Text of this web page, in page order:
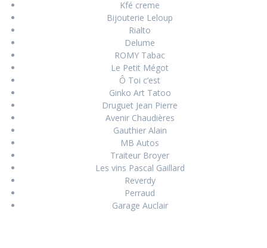
Kfé creme
Bijouterie Leloup
Rialto
Delume
ROMY Tabac
Le Petit Mégot
Ô Toi c’est
Ginko Art Tatoo
Druguet Jean Pierre
Avenir Chaudières
Gauthier Alain
MB Autos
Traiteur Broyer
Les vins Pascal Gaillard
Reverdy
Perraud
Garage Auclair